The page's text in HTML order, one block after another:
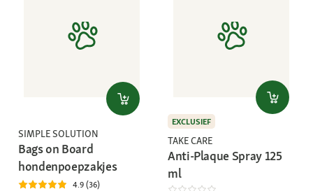
SIMPLE SOLUTION
Bags on Board
hondenpoepzakjes
4.9 (36)
EXCLUSIEF
TAKE CARE
Anti-Plaque Spray 125
ml